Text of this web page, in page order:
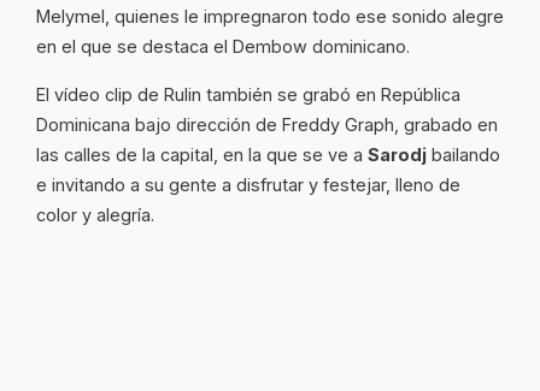
Melymel, quienes le impregnaron todo ese sonido alegre
en el que se destaca el Dembow dominicano.
El vídeo clip de Rulin también se grabó en República
Dominicana bajo dirección de Freddy Graph, grabado en
las calles de la capital, en la que se ve a Sarodj bailando
e invitando a su gente a disfrutar y festejar, lleno de
color y alegría.